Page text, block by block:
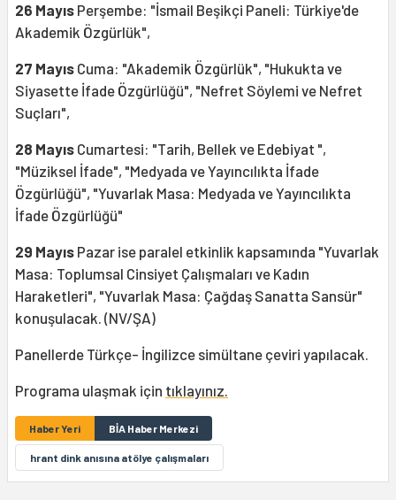
26 Mayıs Perşembe: "İsmail Beşikçi Paneli: Türkiye'de
Akademik Özgürlük",
27 Mayıs Cuma: "Akademik Özgürlük", "Hukukta ve
Siyasette İfade Özgürlüğü", "Nefret Söylemi ve Nefret
Suçları",
28 Mayıs Cumartesi: "Tarih, Bellek ve Edebiyat ",
"Müziksel İfade", "Medyada ve Yayıncılıkta İfade
Özgürlüğü", "Yuvarlak Masa: Medyada ve Yayıncılıkta
İfade Özgürlüğü"
29 Mayıs Pazar ise paralel etkinlik kapsamında "Yuvarlak
Masa: Toplumsal Cinsiyet Çalışmaları ve Kadın
Haraketleri", "Yuvarlak Masa: Çağdaş Sanatta Sansür"
konuşulacak. (NV/ŞA)
Panellerde Türkçe- İngilizce simültane çeviri yapılacak.
Programa ulaşmak için tıklayınız.
Haber Yeri BİA Haber Merkezi
hrant dink anısına atölye çalışmaları